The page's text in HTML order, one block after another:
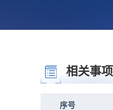
相关事项
序号